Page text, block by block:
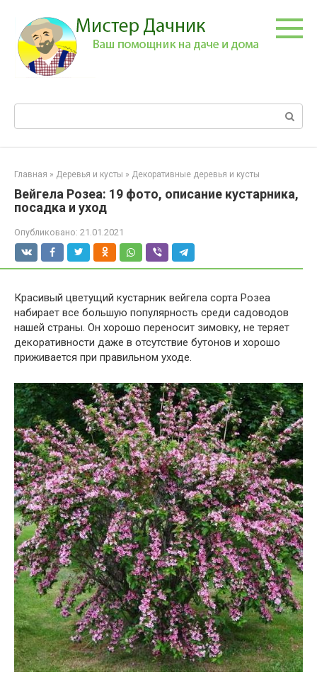
контенту
Главная » Деревья и кусты » Декоративные деревья и кусты
Вейгела Розеа: 19 фото, описание кустарника,
посадка и уход
Опубликовано: 21.01.2021
Красивый цветущий кустарник вейгела сорта Розеа
набирает все большую популярность среди садоводов
нашей страны. Он хорошо переносит зимовку, не теряет
декоративности даже в отсутствие бутонов и хорошо
приживается при правильном уходе.